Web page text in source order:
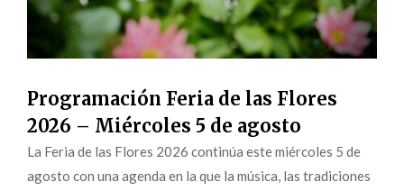
Programación Feria de las Flores
2026 – Miércoles 5 de agosto
La Feria de las Flores 2026 continúa este miércoles 5 de
agosto con una agenda en la que la música, las tradiciones